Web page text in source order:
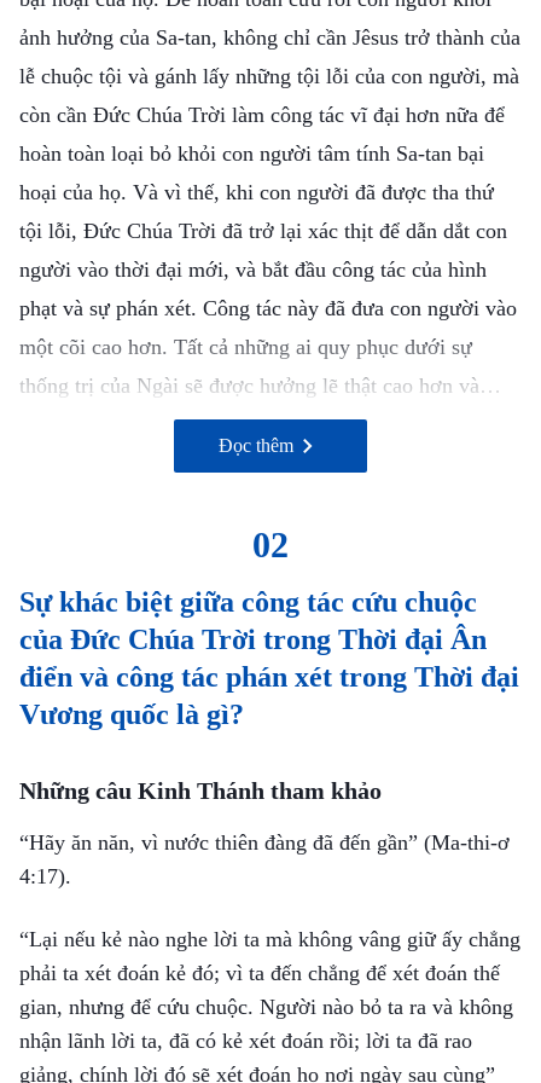
ảnh hưởng của Sa-tan, không chỉ cần Jêsus trở thành của
lễ chuộc tội và gánh lấy những tội lỗi của con người, mà
còn cần Đức Chúa Trời làm công tác vĩ đại hơn nữa để
hoàn toàn loại bỏ khỏi con người tâm tính Sa-tan bại
hoại của họ. Và vì thế, khi con người đã được tha thứ
tội lỗi, Đức Chúa Trời đã trở lại xác thịt để dẫn dắt con
người vào thời đại mới, và bắt đầu công tác của hình
phạt và sự phán xét. Công tác này đã đưa con người vào
một cõi cao hơn. Tất cả những ai quy phục dưới sự
thống trị của Ngài sẽ được hưởng lẽ thật cao hơn và
nhận lãnh những phước lành lớn hơn. Họ sẽ thực sự
sống trong sự sáng, và họ sẽ đạt được lẽ thật, đường đi,
Vào thời điểm đó, công tác của Jêsus là công tác cứu
Ngài đã được tha thứ; miễn là ngươi tin vào Ngài, Ngài
sẽ cứu chuộc ngươi; nếu ngươi tin vào Ngài, ngươi
không còn tội lỗi nữa, ngươi đã được giải thoát khỏi tội
lỗi của mình. Điều này là ý nghĩa của việc được cứu, và
những người tin, vẫn còn có sự dấy loạn và chống đối
Đức Chúa Trời, và điều đó vẫn phải bị loại bỏ từ từ. Sự
cứu rỗi không có nghĩa là con người đã được Jêsus hoàn
lỗi nữa, họ đã được tha tội: Miễn là ngươi tin, thì ngươi
sẽ không bao giờ còn tội lỗi nữa.
– Khải tượng về công tác của Đức Chúa Trời (2), Lời, Quyển 1 –
Sự xuất hiện và công tác của Đức Chúa Trời
Đọc thêm
02
Sự khác biệt giữa công tác cứu chuộc
của Đức Chúa Trời trong Thời đại Ân
điển và công tác phán xét trong Thời đại
Vương quốc là gì?
Những câu Kinh Thánh tham khảo
“Hãy ăn năn, vì nước thiên đàng đã đến gần” (Ma-thi-ơ
4:17).
“Lại nếu kẻ nào nghe lời ta mà không vâng giữ ấy chẳng
phải ta xét đoán kẻ đó; vì ta đến chẳng để xét đoán thế
gian, nhưng để cứu chuộc. Người nào bỏ ta ra và không
nhận lãnh lời ta, đã có kẻ xét đoán rồi; lời ta đã rao
giảng, chính lời đó sẽ xét đoán họ nơi ngày sau cùng”